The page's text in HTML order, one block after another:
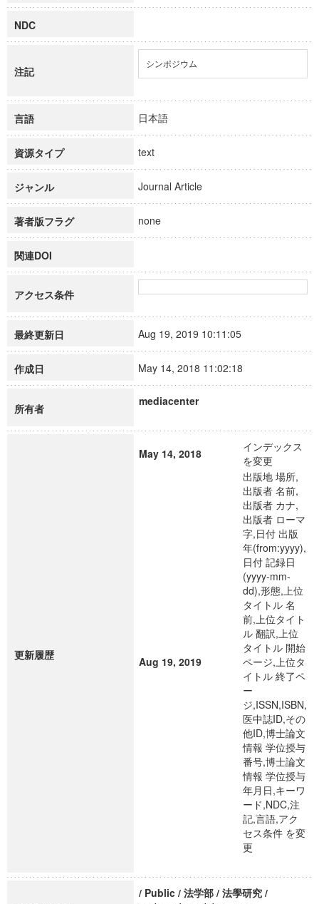
NDC
注記
シンポジウム
言語 日本語
資源タイプ text
ジャンル Journal Article
著者版フラグ none
関連DOI
アクセス条件
最終更新日 Aug 19, 2019 10:11:05
作成日 May 14, 2018 11:02:18
所有者
mediacenter
更新履歴
May 14, 2018
インデックス
を変更
Aug 19, 2019
出版地 場所,
出版者 名前,
出版者 カナ,
出版者 ローマ
字,日付 出版
年(from:yyyy),
日付 記録日
(yyyy-mm-
dd),形態,上位
タイトル 名
前,上位タイト
ル 翻訳,上位
タイトル 開始
ページ,上位タ
イトル 終了ペ
ー
ジ,ISSN,ISBN,
医中誌ID,その
他ID,博士論文
情報 学位授与
番号,博士論文
情報 学位授与
年月日,キーワ
ード,NDC,注
記,言語,アク
セス条件 を変
更
/ Public / 法学部 / 法學研究 /